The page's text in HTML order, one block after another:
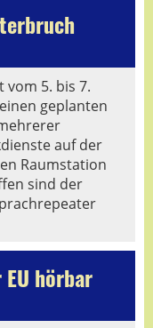
vom 5. bis 7.
geplanten
auf der
Raumstation
sind der
hörbar